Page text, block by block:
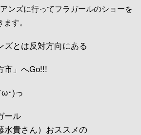
ンズに行ってフラガールのショーを
す。
ズとは反対方向にある
市」へGo!!!
･)っ
ール
水貴さん）おススメの